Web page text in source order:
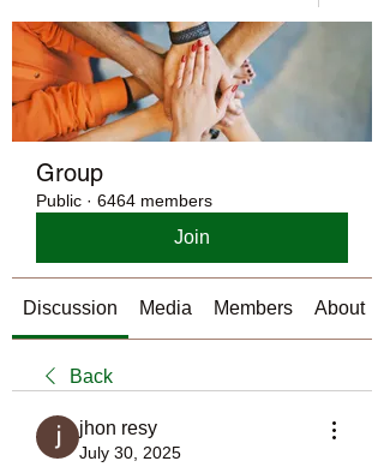
Group
Public · 6464 members
Join
Discussion Media Members About
Back
jhon resy
July 30, 2025